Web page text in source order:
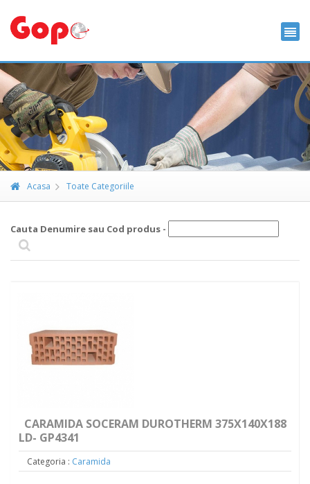
Acasa Toate Categoriile
Cauta Denumire sau Cod produs -
CARAMIDA SOCERAM DUROTHERM 375X140X188
LD- GP4341
Categoria : Caramida